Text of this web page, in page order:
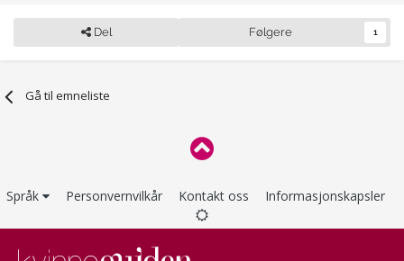
Del Følgere 1
Gå til emneliste
Språk Personvernvilkår Kontakt oss Informasjonskapsler